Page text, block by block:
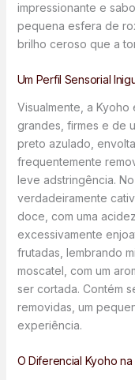
impressionante e
pequena esfera de
brilho ceroso que a
Um Perfil Sensorial
Visualmente, a Kyoho
grandes, firmes e de
preto azulado,
frequentemente
leve adstringência.
verdadeiramente
doce, com uma
excessivamente
frutadas, lembrando
moscatel, com um
ser cortada. Contém
removidas, um
experiência.
O Diferencial Kyoho na